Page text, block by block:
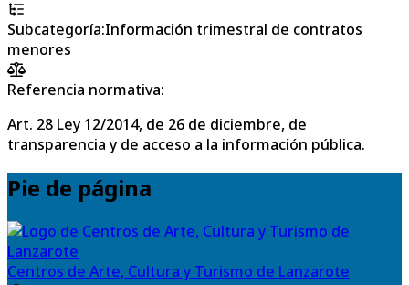
Subcategoría:Información trimestral de contratos
menores
Referencia normativa:
Art. 28 Ley 12/2014, de 26 de diciembre, de
transparencia y de acceso a la información pública.
Pie de página
Centros de Arte, Cultura y Turismo de Lanzarote